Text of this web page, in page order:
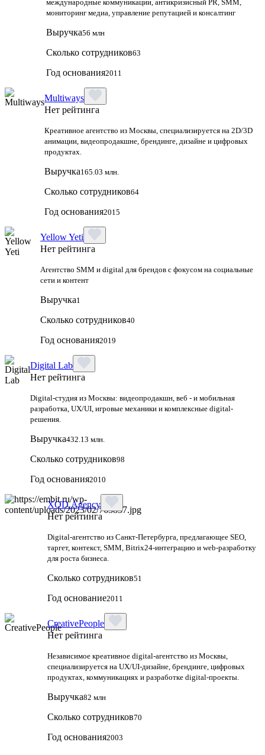
международные коммуникации, антикризисный PR, SMM,
мониторинг медиа, управление репутацией и консалтинг
Выручка56 млн
Сколько сотрудников63
Год основания2011
Multiways
Нет рейтинга
Креативное агентство из Москвы, специализируется на 2D/3D
анимации, видеопродакшне, брендинге, дизайне и цифровых
продуктах.
Выручка165.03 млн.
Сколько сотрудников64
Год основания2015
Yellow Yeti
Нет рейтинга
Агентство SMM и digital для брендов с фокусом на социальные
сети и контент
Выручка1
Сколько сотрудников40
Год основания2019
Digital Lab
Нет рейтинга
Digital-студия из Москвы: видеопродакшн, веб - и мобильная
разработка, UX/UI, игровые механики и комплексные digital-
решения.
Выручка432.13 млн.
Сколько сотрудников98
Год основания2010
XOD.Agency
Нет рейтинга
Digital-агентство из Санкт-Петербурга, предлагающее SEO,
таргет, контекст, SMM, Bitrix24-интеграцию и web-разработку
для роста бизнеса.
Сколько сотрудников51
Год основание2011
CreativePeople
Нет рейтинга
Независимое креативное digital‑агентство из Москвы,
специализируется на UX/UI‑дизайне, брендинге, цифровых
продуктах, коммуникациях и разработке digital‑проекты.
Выручка82 млн
Сколько сотрудников70
Год основания2003